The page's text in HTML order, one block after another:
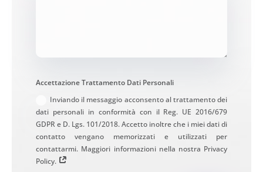
Accettazione Trattamento Dati Personali
Inviando il messaggio acconsento al trattamento dei
dati personali in conformità con il Reg. UE 2016/679
GDPR e D. Lgs. 101/2018. Accetto inoltre che i miei dati di
contatto vengano memorizzati e utilizzati per
contattarmi. Maggiori informazioni nella nostra Privacy
Policy.